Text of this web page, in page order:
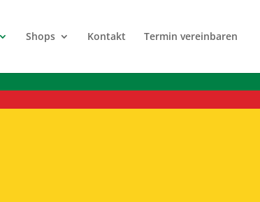
Shops Kontakt Termin vereinbaren